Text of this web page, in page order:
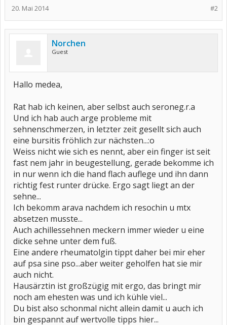
#2
20. Mai 2014
Norchen
Guest
Hallo medea,
Rat hab ich keinen, aber selbst auch seroneg.r.a
Und ich hab auch arge probleme mit
sehnenschmerzen, in letzter zeit gesellt sich auch
eine bursitis fröhlich zur nächsten...:o
Weiss nicht wie sich es nennt, aber ein finger ist seit
fast nem jahr in beugestellung, gerade bekomme ich
in nur wenn ich die hand flach auflege und ihn dann
richtig fest runter drücke. Ergo sagt liegt an der
sehne...
Ich bekomm arava nachdem ich resochin u mtx
absetzen musste...
Auch achillessehnen meckern immer wieder u eine
dicke sehne unter dem fuß.
Eine andere rheumatolgin tippt daher bei mir eher
auf psa sine pso...aber weiter geholfen hat sie mir
auch nicht.
Hausärztin ist großzügig mit ergo, das bringt mir
noch am ehesten was und ich kühle viel...
Du bist also schonmal nicht allein damit u auch ich
bin gespannt auf wertvolle tipps hier...